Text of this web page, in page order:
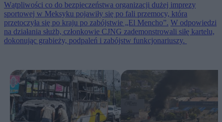
Wątpliwości co do bezpieczeństwa organizacji dużej imprezy
sportowej w Meksyku pojawiły się po fali przemocy, która
przetoczyła się po kraju po zabójstwie „El Mencho”. W odpowiedzi
na działania służb, członkowie CJNG zademonstrowali siłę kartelu,
dokonując grabieży, podpaleń i zabójstw funkcjonariuszy.